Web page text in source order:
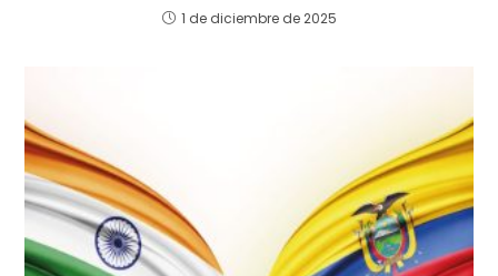
1 de diciembre de 2025